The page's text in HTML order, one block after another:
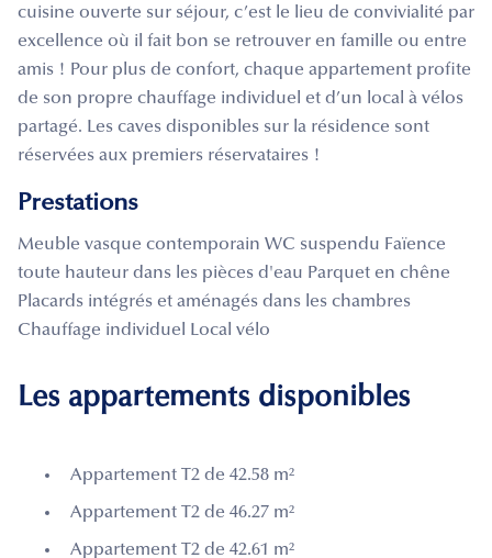
cuisine ouverte sur séjour, c’est le lieu de convivialité par
excellence où il fait bon se retrouver en famille ou entre
amis ! Pour plus de confort, chaque appartement profite
de son propre chauffage individuel et d’un local à vélos
partagé. Les caves disponibles sur la résidence sont
réservées aux premiers réservataires !
Prestations
Meuble vasque contemporain WC suspendu Faïence
toute hauteur dans les pièces d'eau Parquet en chêne
Placards intégrés et aménagés dans les chambres
Chauffage individuel Local vélo
Les appartements disponibles
Appartement T2 de 42.58 m²
Appartement T2 de 46.27 m²
Appartement T2 de 42.61 m²